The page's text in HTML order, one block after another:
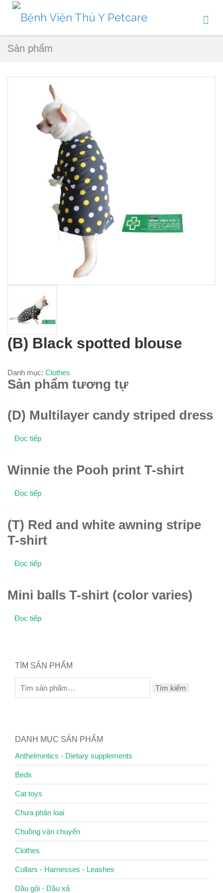
Sản phẩm
(B) Black spotted blouse
Danh mục: Clothes
Sản phẩm tương tự
(D) Multilayer candy striped dress
Đọc tiếp
Winnie the Pooh print T-shirt
Đọc tiếp
(T) Red and white awning stripe
T-shirt
Đọc tiếp
Mini balls T-shirt (color varies)
Đọc tiếp
TÌM SẢN PHẨM
Tìm kiếm
DANH MỤC SẢN PHẨM
Anthelmintics - Dietary supplements
Beds
Cat toys
Chưa phân loại
Chuồng vận chuyển
Clothes
Collars - Harnesses - Leashes
Dầu gội - Dầu xả